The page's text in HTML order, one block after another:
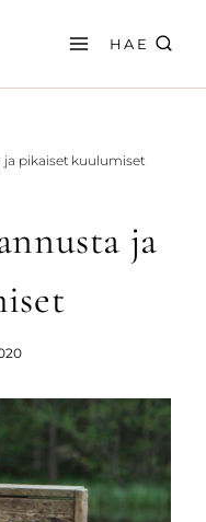
HAE
pikaiset kuulumiset
ja